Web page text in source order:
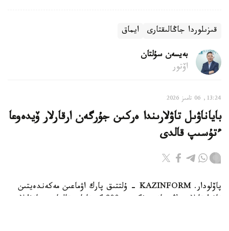
قىزىلوردا جاڭالىقتارى ايماق
بەيسەن سۇلتان
اۆتور
13:24, 06 تامىز 2026
باياناۋىل تاۋلارىندا ەركىن جۇرگەن ارقارلار ۆيدەوعا
ءتۇسىپ قالدى
پاۆلودار. KAZINFORM - ۇلتتىق پارك اۋماعىن مەكەندەيتىن
تاۋ ارقارلارىنىڭ سانى بۇگىندە 800 گە تاياپ قالعان. جانۋارلار